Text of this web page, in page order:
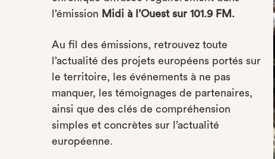
l’émission Midi à l’Ouest sur 101.9 FM.
Au fil des émissions, retrouvez toute
l’actualité des projets européens portés sur
le territoire, les événements à ne pas
manquer, les témoignages de partenaires,
ainsi que des clés de compréhension
simples et concrètes sur l’actualité
européenne.